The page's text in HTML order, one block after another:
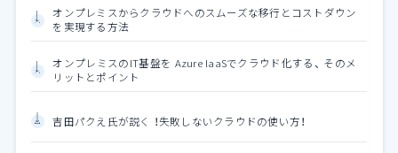
オンプレミスからクラウドへのスムーズな移行とコストダウン
を実現する方法
オンプレミスのIT基盤を Azure IaaSでクラウド化する、 そのメ
リットとポイント
吉田パクえ氏が説く ！失敗しないクラウドの使い方！